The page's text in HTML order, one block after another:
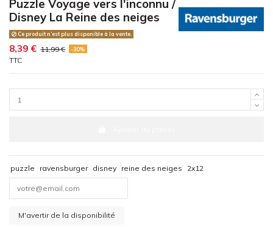
Puzzle Voyage vers l'inconnu /
Disney La Reine des neiges
Ce produit n’est plus disponible à la vente.
8,39 € 11,99 € -30%
TTC
puzzle ravensburger disney reine des neiges 2x12